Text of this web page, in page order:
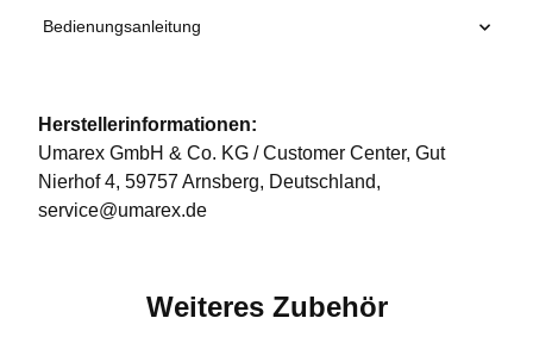
Bedienungsanleitung
Herstellerinformationen:
Umarex GmbH & Co. KG / Customer Center, Gut
Nierhof 4, 59757 Arnsberg, Deutschland,
service@umarex.de
Weiteres Zubehör